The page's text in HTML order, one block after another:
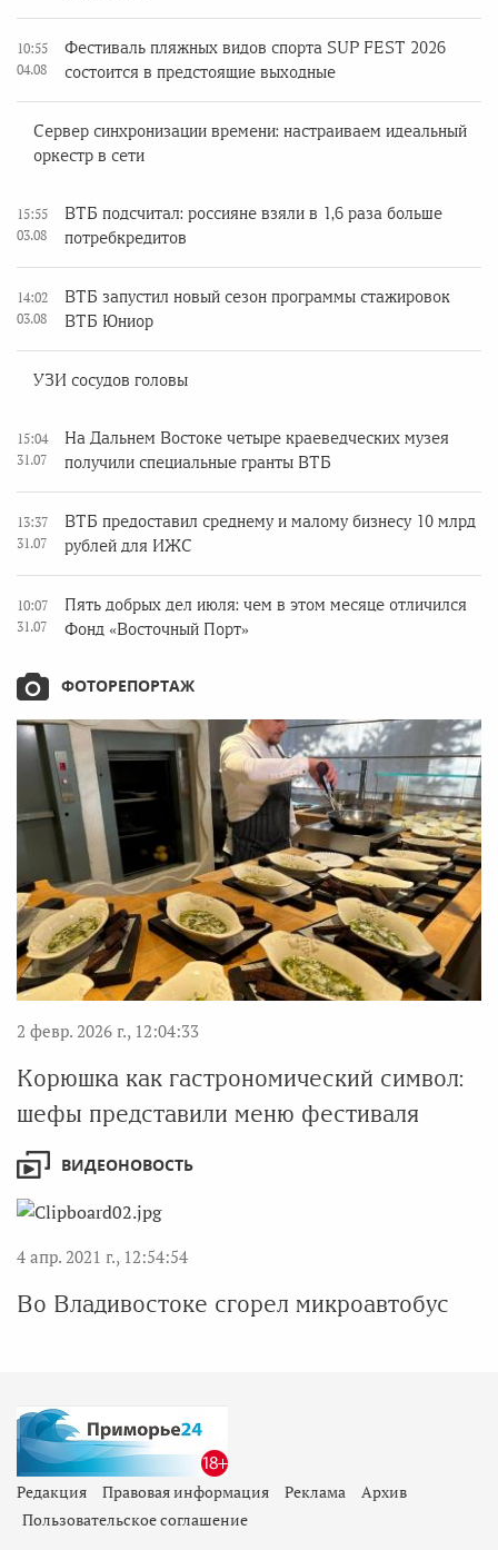
10:55
04.08
Фестиваль пляжных видов спорта SUP FEST 2026
состоится в предстоящие выходные
Сервер синхронизации времени: настраиваем идеальный
оркестр в сети
15:55
03.08
ВТБ подсчитал: россияне взяли в 1,6 раза больше
потребкредитов
14:02
03.08
ВТБ запустил новый сезон программы стажировок
ВТБ Юниор
УЗИ сосудов головы
15:04
31.07
На Дальнем Востоке четыре краеведческих музея
получили специальные гранты ВТБ
13:37
31.07
ВТБ предоставил среднему и малому бизнесу 10 млрд
рублей для ИЖС
10:07
31.07
Пять добрых дел июля: чем в этом месяце отличился
Фонд «Восточный Порт»
ФОТОРЕПОРТАЖ
2 февр. 2026 г., 12:04:33
Корюшка как гастрономический символ:
шефы представили меню фестиваля
ВИДЕОНОВОСТЬ
4 апр. 2021 г., 12:54:54
Во Владивостоке сгорел микроавтобус
Редакция Правовая информация Реклама
Архив
Пользовательское соглашение